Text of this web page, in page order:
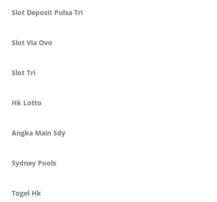
Slot Deposit Pulsa Tri
Slot Via Ovo
Slot Tri
Hk Lotto
Angka Main Sdy
Sydney Pools
Togel Hk